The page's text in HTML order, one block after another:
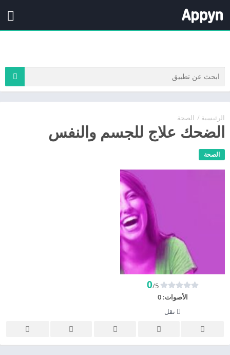
الرئيسية / الصحة
الضحك علاج للجسم والنفس
الصحة
0/5
الأصوات:0
نقل